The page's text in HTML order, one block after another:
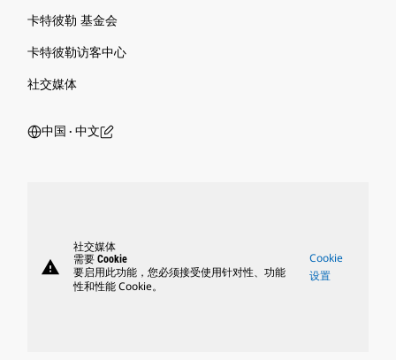
卡特彼勒 基金会
卡特彼勒访客中心
社交媒体
中国 ‧ 中文
warning
社交媒体
需要 Cookie
要启用此功能，您必须接受使用针对性、功能
性和性能 Cookie。
Cookie
设置